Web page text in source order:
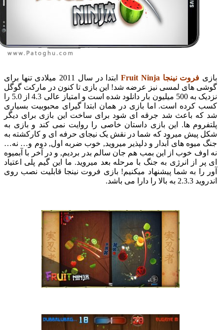
فروت نینجا Fruit Ninja
ابتدا در سال 2011 میلادی تنها برای
های لمسی نیز عرضه شد! این بازی تا کنون در مارکت گوگل
نزدیک به 500 میلیون بار دانلود شده است و امتیاز عالی 4.3 از 5.0 را
است. اما بازی در همان ابتدا گیرای محبوبیت بسیاری
باعث شد جرقه ای شود برای ساخت این بازی برای دیگر
ها. این بازی داستان خاصی را روایت نمی کند و بازی به
میرود که شما در نقش یک نیجای حرفه ای و کارکشته به
های آبدار و دلپذیر میروید, خوب ضربه اول, دوم و… نه…
خوب از این بمب هم جان سالم بدر بردیم, و در آخر با آبمیوه
از انرژی به جنگ با مرحله بعد میروید. ما این گیم پلی اعتیاد
به شما پیشنهاد میکنیم! بازی فروت نینجا قابلیت نصب روی
دارا می باشد.